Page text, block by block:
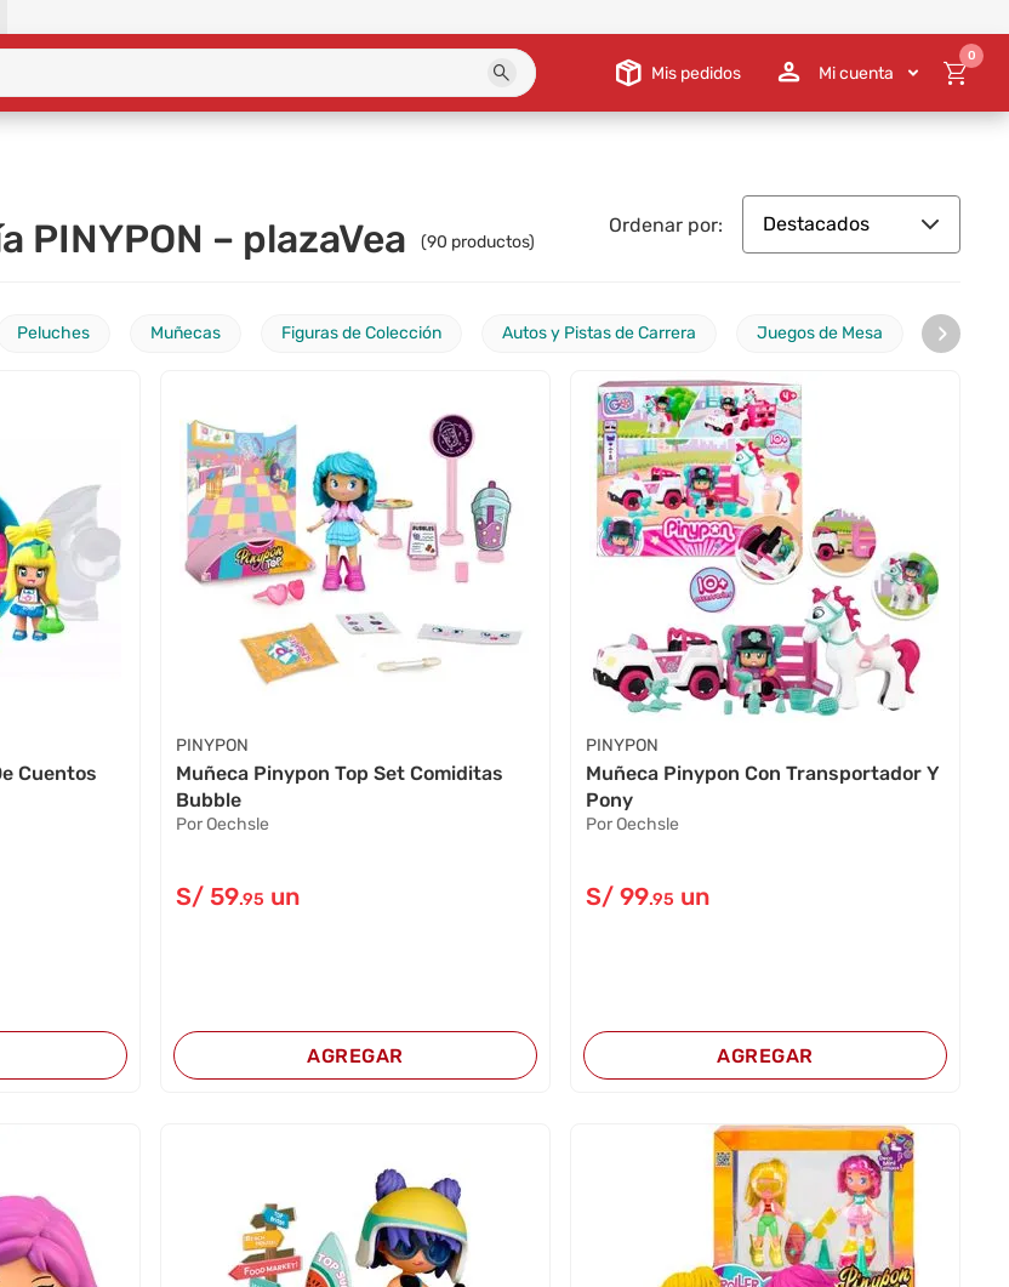
Mis pedidos Mi cuenta
0
– plazaVea (90 productos)
Ordenar por: Destacados
Peluches Muñecas Figuras de Colección Autos y Pistas de Carrera Juegos de Mesa ›
Cuentos
PINYPON
Muñeca Pinypon Top Set Comiditas
Bubble
Por Oechsle
S/59.95 un
AGREGAR
PINYPON
Muñeca Pinypon Con Transportador Y
Pony
Por Oechsle
S/ 99.95 un
AGREGAR